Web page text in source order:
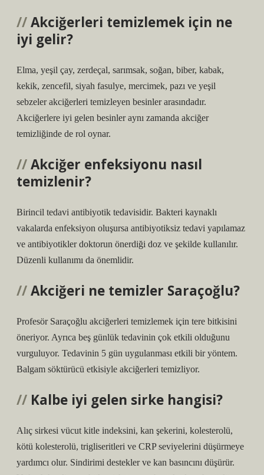
Akciğerleri temizlemek için ne
iyi gelir?
Elma, yeşil çay, zerdeçal, sarımsak, soğan, biber, kabak,
kekik, zencefil, siyah fasulye, mercimek, pazı ve yeşil
sebzeler akciğerleri temizleyen besinler arasındadır.
Akciğerlere iyi gelen besinler aynı zamanda akciğer
temizliğinde de rol oynar.
Akciğer enfeksiyonu nasıl
temizlenir?
Birincil tedavi antibiyotik tedavisidir. Bakteri kaynaklı
vakalarda enfeksiyon oluşursa antibiyotiksiz tedavi yapılamaz
ve antibiyotikler doktorun önerdiği doz ve şekilde kullanılır.
Düzenli kullanımı da önemlidir.
Akciğeri ne temizler Saraçoğlu?
Profesör Saraçoğlu akciğerleri temizlemek için tere bitkisini
öneriyor. Ayrıca beş günlük tedavinin çok etkili olduğunu
vurguluyor. Tedavinin 5 gün uygulanması etkili bir yöntem.
Balgam söktürücü etkisiyle akciğerleri temizliyor.
Kalbe iyi gelen sirke hangisi?
Alıç sirkesi vücut kitle indeksini, kan şekerini, kolesterolü,
kötü kolesterolü, trigliseritleri ve CRP seviyelerini düşürmeye
yardımcı olur. Sindirimi destekler ve kan basıncını düşürür.